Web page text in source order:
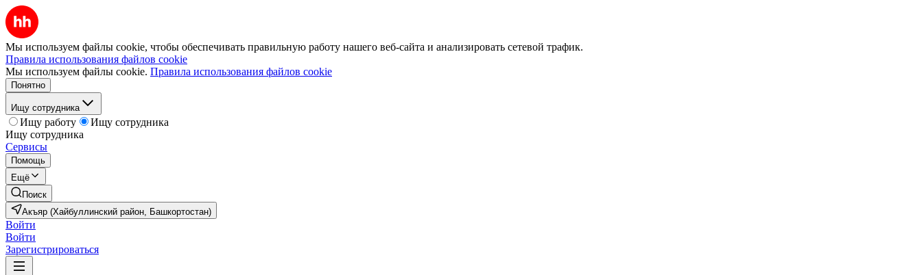
Мы используем файлы cookie, чтобы обеспечивать правильную работу нашего веб-сайта и анализировать сетевой трафик.
Правила использования файлов cookie
Мы используем файлы cookie. Правила использования файлов cookie
Понятно
Ищу сотрудника
Ищу работу
Ищу сотрудника
Ищу сотрудника
Сервисы
Помощь
Ещё
Поиск
Акъяр (Хайбуллинский район, Башкортостан)
Войти
Войти
Зарегистрироваться